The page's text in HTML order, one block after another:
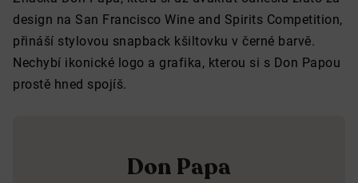
design na San Francisco Wine and Spirits Competition,
přináší stylovou snapback kšiltovku v černé barvě.
Nechybí ikonické logo a grafika, kterou si s Don Papou
prostě hned spojíš.
Don Papa